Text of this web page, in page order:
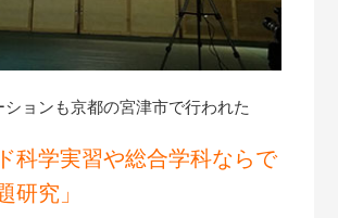
ョンも京都の宮津市で行われた
科学実習や総合学科ならで
研究」